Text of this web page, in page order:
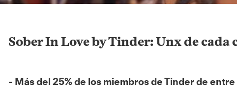
Sober In Love by Tinder: Unx de
- Más del 25% de los miembros de Tinder de